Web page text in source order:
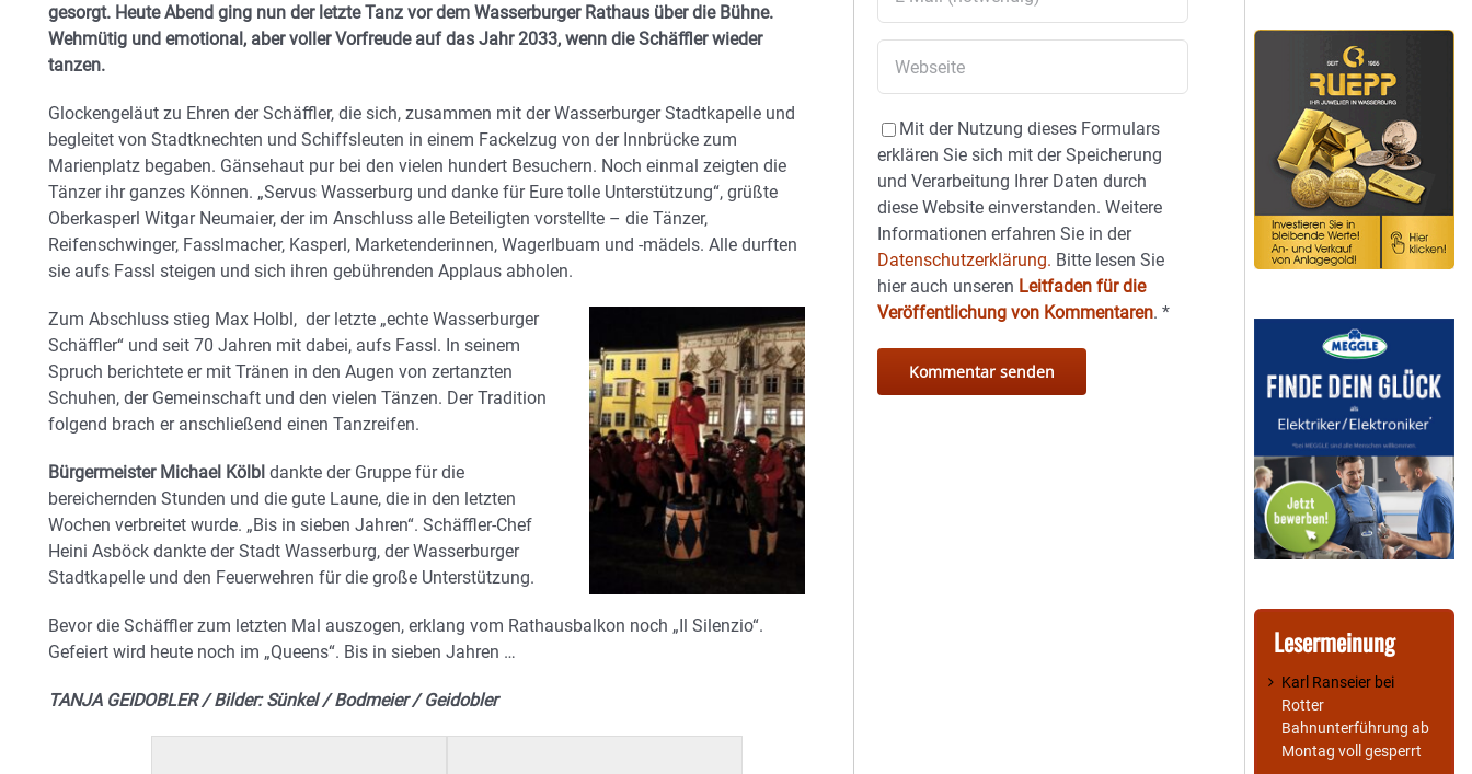
gesorgt. Heute Abend ging nun der letzte Tanz vor dem Wasserburger Rathaus über die Bühne.
Wehmütig und emotional, aber voller Vorfreude auf das Jahr 2033, wenn die Schäffler wieder
tanzen.
Glockengeläut zu Ehren der Schäffler, die sich, zusammen mit der Wasserburger Stadtkapelle und
begleitet von Stadtknechten und Schiffsleuten in einem Fackelzug von der Innbrücke zum
Marienplatz begaben. Gänsehaut pur bei den vielen hundert Besuchern. Noch einmal zeigten die
Tänzer ihr ganzes Können. „Servus Wasserburg und danke für Eure tolle Unterstützung“, grüßte
Oberkasperl Witgar Neumaier, der im Anschluss alle Beteiligten vorstellte – die Tänzer,
Reifenschwinger, Fasslmacher, Kasperl, Marketenderinnen, Wagerlbuam und -mädels. Alle durften
sie aufs Fassl steigen und sich ihren gebührenden Applaus abholen.
Zum Abschluss stieg Max Holbl, der letzte „echte Wasserburger
Schäffler“ und seit 70 Jahren mit dabei, aufs Fassl. In seinem
Spruch berichtete er mit Tränen in den Augen von zertanzten
Schuhen, der Gemeinschaft und den vielen Tänzen. Der Tradition
folgend brach er anschließend einen Tanzreifen.
Bürgermeister Michael Kölbl dankte der Gruppe für die
bereichernden Stunden und die gute Laune, die in den letzten
Wochen verbreitet wurde. „Bis in sieben Jahren“. Schäffler-Chef
Heini Asböck dankte der Stadt Wasserburg, der Wasserburger
Stadtkapelle und den Feuerwehren für die große Unterstützung.
Bevor die Schäffler zum letzten Mal auszogen, erklang vom Rathausbalkon noch „Il Silenzio“.
Gefeiert wird heute noch im „Queens“. Bis in sieben Jahren …
TANJA GEIDOBLER / Bilder: Sünkel / Bodmeier / Geidobler
Mit der Nutzung dieses Formulars
erklären Sie sich mit der Speicherung
und Verarbeitung Ihrer Daten durch
diese Website einverstanden. Weitere
Informationen erfahren Sie in der
Datenschutzerklärung. Bitte lesen Sie
hier auch unseren Leitfaden für die
Veröffentlichung von Kommentaren.*
Lesermeinung
Karl Ranseier bei
Rotter
Bahnunterführung ab
Montag voll gesperrt